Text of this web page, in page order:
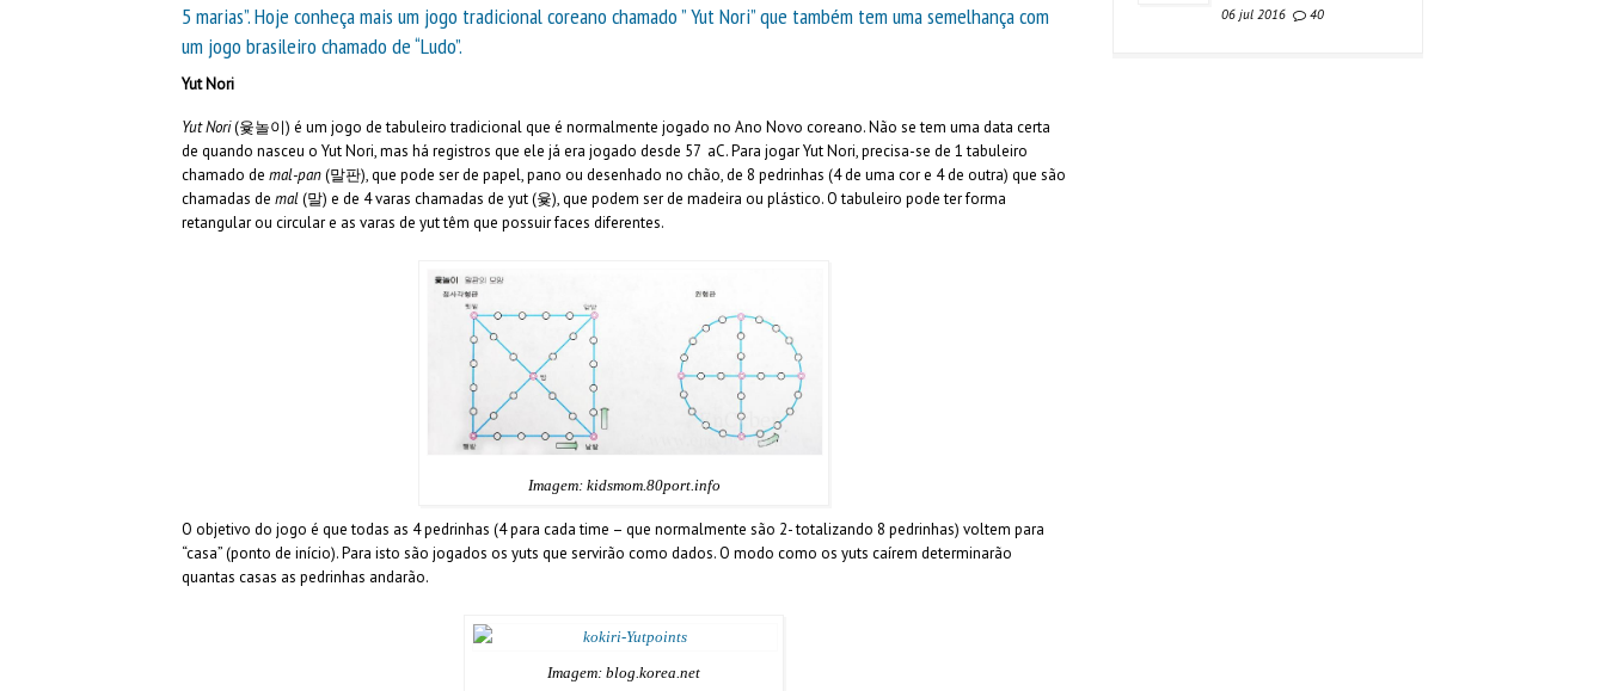
5 marias”. Hoje conheça mais um jogo tradicional coreano chamado ” Yut Nori” que também tem uma semelhança com
um jogo brasileiro chamado de “Ludo”.
Yut Nori
Yut Nori(윷놀이) é um jogo de tabuleiro tradicional que é normalmente jogado no Ano Novo coreano. Não se tem uma data certa
de quando nasceu o Yut Nori, mas há registros que ele já era jogado desde 57 aC. Para jogar Yut Nori, precisa-se de 1 tabuleiro
chamado de mal-pan(말판), que pode ser de papel, pano ou desenhado no chão, de 8 pedrinhas (4 de uma cor e 4 de outra) que são
chamadas de mal(말) e de 4 varas chamadas de yut (윷), que podem ser de madeira ou plástico. O tabuleiro pode ter forma
retangular ou circular e as varas de yut têm que possuir faces diferentes.
Imagem: kidsmom.80port.info
O objetivo do jogo é que todas as 4 pedrinhas (4 para cada time – que normalmente são 2- totalizando 8 pedrinhas) voltem para
“casa” (ponto de início). Para isto são jogados os yuts que servirão como dados. O modo como os yuts caírem determinarão
quantas casas as pedrinhas andarão.
Imagem: blog.korea.net
06 jul 2016 40